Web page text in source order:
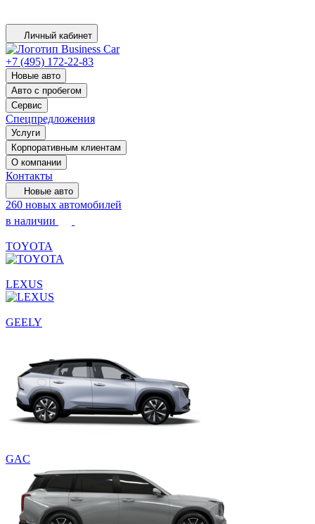
Личный кабинет
+7 (495) 172-22-83
Новые авто
Авто с пробегом
Сервис
Спецпредложения
Услуги
Корпоративным клиентам
О компании
Контакты
Новые авто
260 новых автомобилей
в наличии
TOYOTA
LEXUS
GEELY
GAC